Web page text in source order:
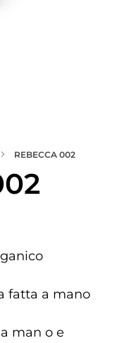
REBECCA 002
fatta a mano
man o e